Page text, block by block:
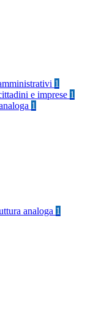
1
e imprese 1
1
analoga 1